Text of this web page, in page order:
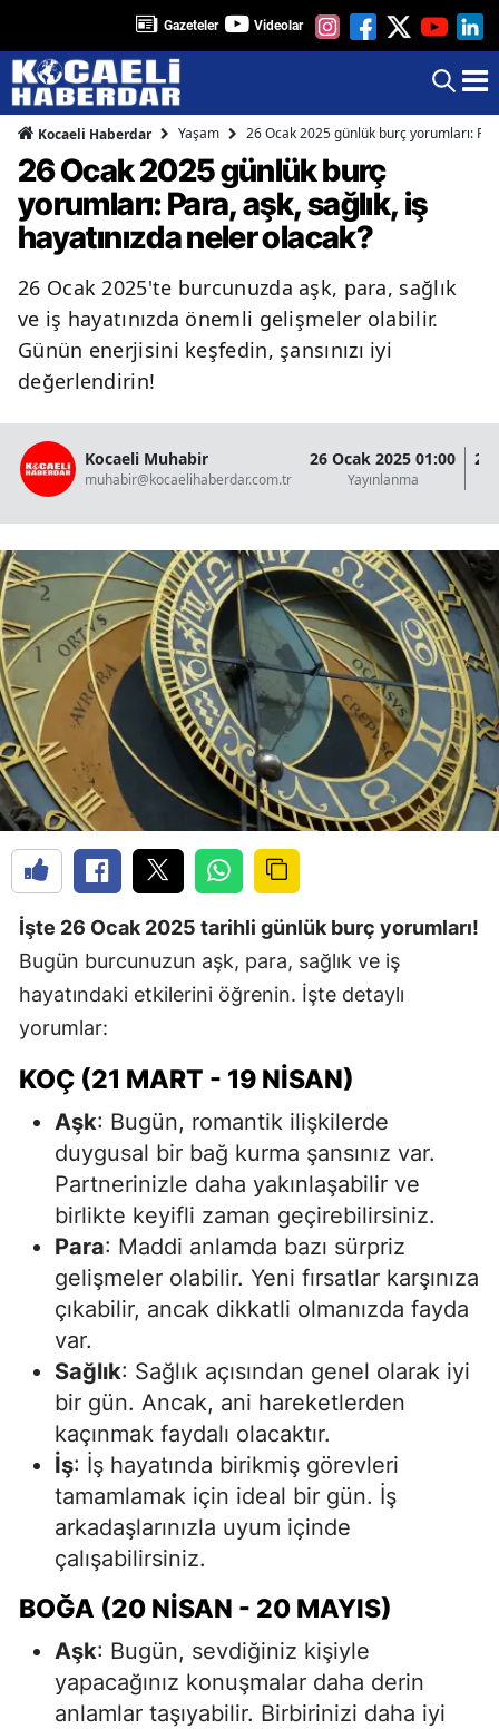
Gazeteler Videolar
Kocaeli Haberdar Yaşam 26 Ocak 2025 günlük burç yorumları:
26 Ocak 2025 günlük burç
yorumları: Para, aşk, sağlık, iş
hayatınızda neler olacak?
26 Ocak 2025'te burcunuzda aşk, para, sağlık
ve iş hayatınızda önemli gelişmeler olabilir.
Günün enerjisini keşfedin, şansınızı iyi
değerlendirin!
Kocaeli Muhabir
muhabir@kocaelihaberdar.com.tr
26 Ocak 2025 01:00
Yayınlanma
26
İşte 26 Ocak 2025 tarihli günlük burç yorumları!
Bugün burcunuzun aşk, para, sağlık ve iş
hayatındaki etkilerini öğrenin. İşte detaylı
yorumlar:
KOÇ (21 MART - 19 NISAN)
Aşk: Bugün, romantik ilişkilerde
duygusal bir bağ kurma şansınız var.
Partnerinizle daha yakınlaşabilir ve
birlikte keyifli zaman geçirebilirsiniz.
Para: Maddi anlamda bazı sürpriz
gelişmeler olabilir. Yeni fırsatlar karşınıza
çıkabilir, ancak dikkatli olmanızda fayda
var.
Sağlık: Sağlık açısından genel olarak iyi
bir gün. Ancak, ani hareketlerden
kaçınmak faydalı olacaktır.
İş: İş hayatında birikmiş görevleri
tamamlamak için ideal bir gün. İş
arkadaşlarınızla uyum içinde
çalışabilirsiniz.
BOĞA (20 NISAN - 20 MAYIS)
Aşk: Bugün, sevdiğiniz kişiyle
yapacağınız konuşmalar daha derin
anlamlar taşıyabilir. Birbirinizi daha iyi